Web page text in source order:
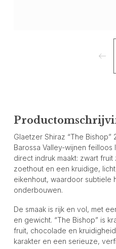
Glaetzer Shiraz “The
Barossa Valley-wijnen
direct indruk maakt: zwart
zoethout en een kruidige,
eikenhout, waardoor subtiele
onderbouwen.
De smaak is rijk en vol, met
en gewicht. “The Bishop” is
fruit, chocolade en
karakter en een serieuze,